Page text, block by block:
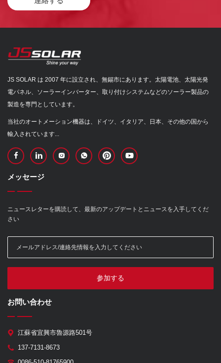
JS SOLAR は 2007 年に設立され、無錫市にあります。太陽電池、太陽光発
電パネル、ソーラーインバーター、取り付けシステムなどのソーラー製品の
製造を専門としています。
当社のオートメーション機器は、ドイツ、イタリア、日本、その他の国から
輸入されています...
メッセージ
ニュースレターを購読して、最新のアップデートとニュースを入手してくだ
さい
参加する
お問い合わせ
江蘇省宜興市魯源路501号
137-7131-8673